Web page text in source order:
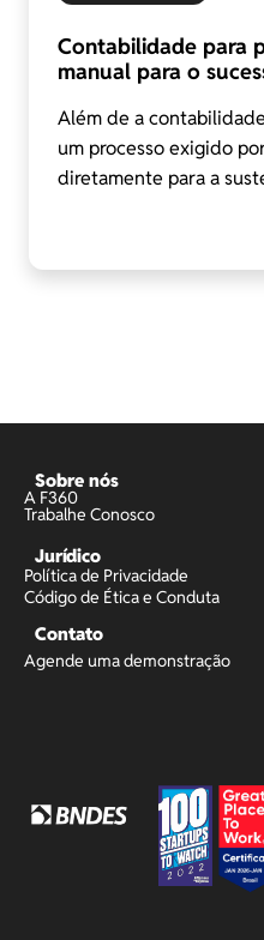
Contabilidade para
manual para o
Além de a
um processo exigido
diretamente para a
Sobre nós
A F360
Trabalhe Conosco
Jurídico
Política de Privacidade
Código de Ética e Conduta
Contato
Agende uma demonstração